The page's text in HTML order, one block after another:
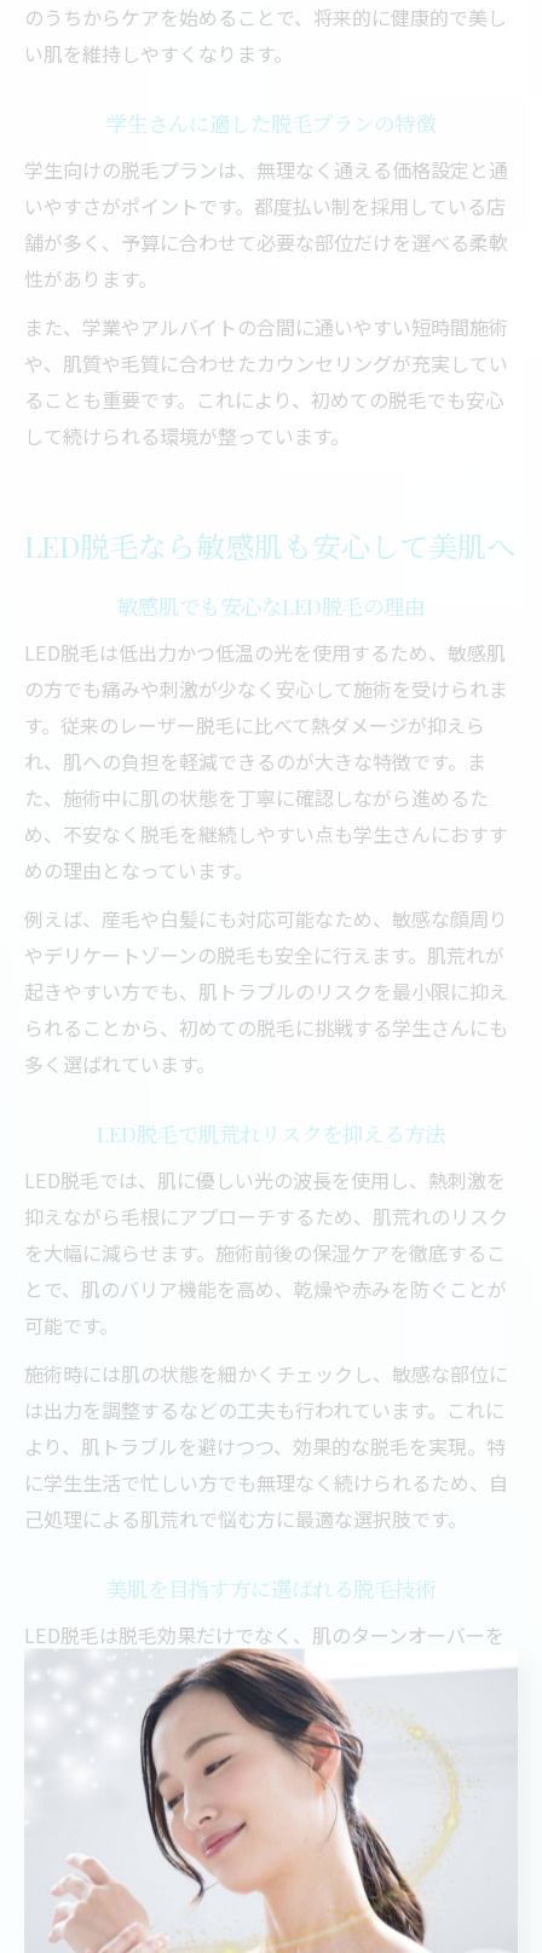
のうちからケアを始めることで、将来的に健康的で美し
い肌を維持しやすくなります。
学生さんに適した脱毛プランの特徴
学生向けの脱毛プランは、無理なく通える価格設定と通
いやすさがポイントです。都度払い制を採用している店
舗が多く、予算に合わせて必要な部位だけを選べる柔軟
性があります。
また、学業やアルバイトの合間に通いやすい短時間施術
や、肌質や毛質に合わせたカウンセリングが充実してい
ることも重要です。これにより、初めての脱毛でも安心
して続けられる環境が整っています。
LED脱毛なら敏感肌も安心して美肌へ
敏感肌でも安心なLED脱毛の理由
LED脱毛は低出力かつ低温の光を使用するため、敏感肌
の方でも痛みや刺激が少なく安心して施術を受けられま
す。従来のレーザー脱毛に比べて熱ダメージが抑えら
れ、肌への負担を軽減できるのが大きな特徴です。ま
た、施術中に肌の状態を丁寧に確認しながら進めるた
め、不安なく脱毛を継続しやすい点も学生さんにおすす
めの理由となっています。
例えば、産毛や白髪にも対応可能なため、敏感な顔周り
やデリケートゾーンの脱毛も安全に行えます。肌荒れが
起きやすい方でも、肌トラブルのリスクを最小限に抑え
られることから、初めての脱毛に挑戦する学生さんにも
多く選ばれています。
LED脱毛で肌荒れリスクを抑える方法
LED脱毛では、肌に優しい光の波長を使用し、熱刺激を
抑えながら毛根にアプローチするため、肌荒れのリスク
を大幅に減らせます。施術前後の保湿ケアを徹底するこ
とで、肌のバリア機能を高め、乾燥や赤みを防ぐことが
可能です。
施術時には肌の状態を細かくチェックし、敏感な部位に
は出力を調整するなどの工夫も行われています。これに
より、肌トラブルを避けつつ、効果的な脱毛を実現。特
に学生生活で忙しい方でも無理なく続けられるため、自
己処理による肌荒れで悩む方に最適な選択肢です。
美肌を目指す方に選ばれる脱毛技術
LED脱毛は脱毛効果だけでなく、肌のターンオーバーを
促進する光の働きによって美肌効果も期待できます。自
己処理に伴う色素沈着や毛穴の黒ずみを防ぎ、なめらか
で透明感のある肌へ導くことが可能です。
実際に施術を受けた学生さんからは、痛みを感じにくく
肌がツルツルになったという声も多く、日々のムダ毛処
理の負担が軽減されたと高評価を得ています。このよう
に、脱毛と同時に美肌ケアも叶えられる点が、LED脱毛
の大きな魅力です。